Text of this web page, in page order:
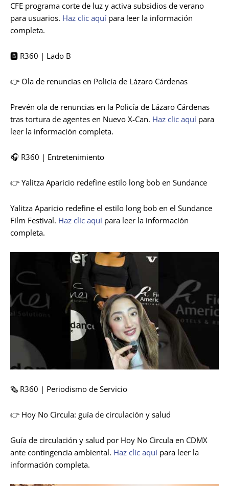
CFE programa corte de luz y activa subsidios de verano
para usuarios. Haz clic aquí para leer la información
completa.
🅱️ R360 | Lado B
👉 Ola de renuncias en Policía de Lázaro Cárdenas
Prevén ola de renuncias en la Policía de Lázaro Cárdenas
tras tortura de agentes en Nuevo X-Can. Haz clic aquí para
leer la información completa.
🎧 R360 | Entretenimiento
👉 Yalitza Aparicio redefine estilo long bob en Sundance
Yalitza Aparicio redefine el estilo long bob en el Sundance
Film Festival. Haz clic aquí para leer la información
completa.
🗞️ R360 | Periodismo de Servicio
👉 Hoy No Circula: guía de circulación y salud
Guía de circulación y salud por Hoy No Circula en CDMX
ante contingencia ambiental. Haz clic aquí para leer la
información completa.